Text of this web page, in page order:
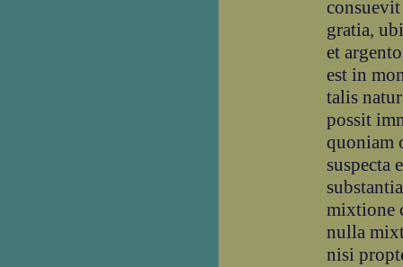
gratia,
et
est in
talis
possit
quoniam
suspecta
mixtione
nulla
nisi